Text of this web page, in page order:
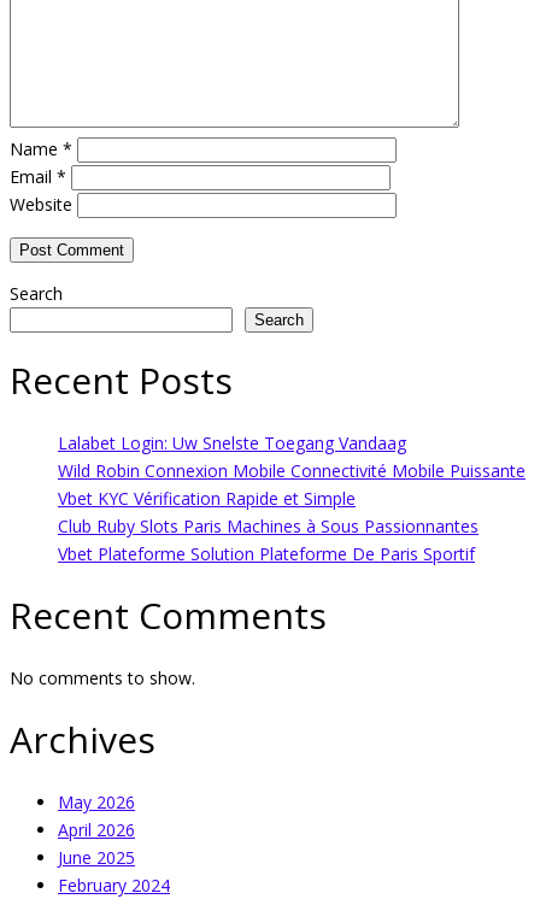
Name *
Email *
Website
Search
Search
Recent Posts
Lalabet Login: Uw Snelste Toegang Vandaag
Wild Robin Connexion Mobile Connectivité Mobile Puissante
Vbet KYC Vérification Rapide et Simple
Club Ruby Slots Paris Machines à Sous Passionnantes
Vbet Plateforme Solution Plateforme De Paris Sportif
Recent Comments
No comments to show.
Archives
May 2026
April 2026
June 2025
February 2024